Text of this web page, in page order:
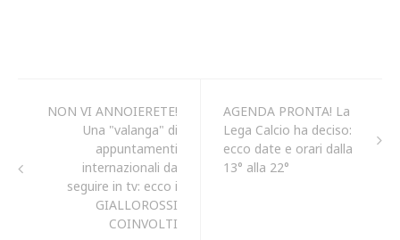
NON VI ANNOIERETE!
Una "valanga" di
appuntamenti
internazionali da
seguire in tv: ecco i
GIALLOROSSI
COINVOLTI
AGENDA PRONTA! La
Lega Calcio ha deciso:
ecco date e orari dalla
13° alla 22°